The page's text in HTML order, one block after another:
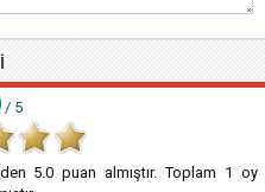
/ 5
5.0 puan almıştır. Toplam 1 oy